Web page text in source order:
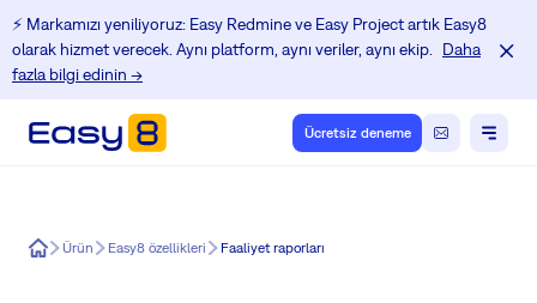
⚡️ Markamızı yeniliyoruz: Easy Redmine ve Easy Project artık Easy8
olarak hizmet verecek. Aynı platform, aynı veriler, aynı ekip.
Daha
fazla bilgi edinin →
Ücretsiz deneme
Easy8Ürün Easy8 özellikleri Faaliyet raporları